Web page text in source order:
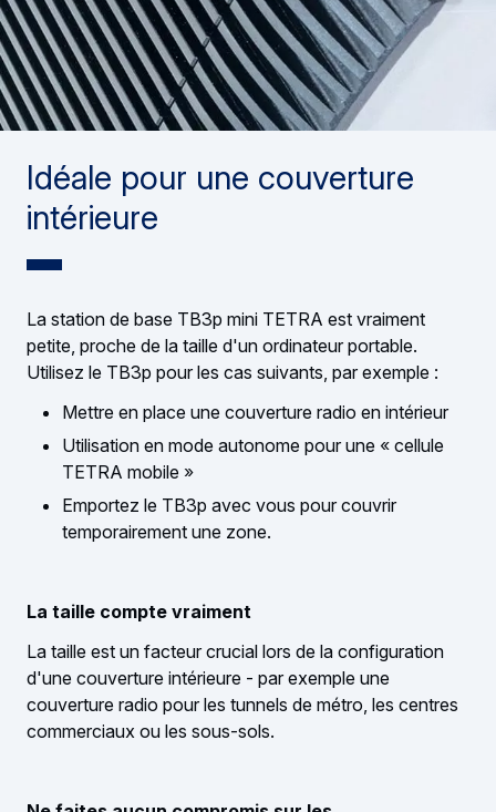
Idéale pour une couverture
intérieure
La station de base TB3p mini TETRA est vraiment
petite, proche de la taille d'un ordinateur portable.
Utilisez le TB3p pour les cas suivants, par exemple :
Mettre en place une couverture radio en intérieur
Utilisation en mode autonome pour une « cellule
TETRA mobile »
Emportez le TB3p avec vous pour couvrir
temporairement une zone.
La taille compte vraiment
La taille est un facteur crucial lors de la configuration
d'une couverture intérieure - par exemple une
couverture radio pour les tunnels de métro, les centres
commerciaux ou les sous-sols.